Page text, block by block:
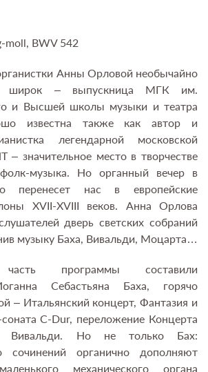
moll, BWV 542
Анны Орловой необычайно
и широк – выпускница МГК им.
и Высшей школы музыки и театра
известна также как автор и
легендарной московской
– значительное место в творчестве
музыка. Но органный вечер в
перенесет нас в европейские
XVII-XVIII веков. Анна Орлова
дверь светских собраний
музыку Баха, Вивальди, Моцарта…
часть программы составили
Себастьяна Баха, горячо
– Итальянский концерт, Фантазия и
C-Dur, переложение Концерта
Вивальди. Но не только Бах:
сочинений органично дополняют
механического органа